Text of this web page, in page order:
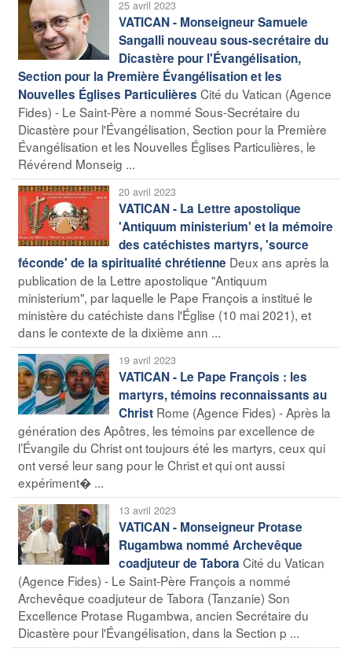
25 avril 2023
VATICAN - Monseigneur Samuele
Sangalli nouveau sous-secrétaire du
Dicastère pour l'Évangélisation,
Section pour la Première Évangélisation et les
Nouvelles Églises Particulières Cité du Vatican (Agence
Fides) - Le Saint-Père a nommé Sous-Secrétaire du
Dicastère pour l'Évangélisation, Section pour la Première
Évangélisation et les Nouvelles Églises Particulières, le
Révérend Monseig ...
20 avril 2023
VATICAN - La Lettre apostolique
'Antiquum ministerium' et la mémoire
des catéchistes martyrs, 'source
féconde' de la spiritualité chrétienne Deux ans après la
publication de la Lettre apostolique "Antiquum
ministerium", par laquelle le Pape François a institué le
ministère du catéchiste dans l'Église (10 mai 2021), et
dans le contexte de la dixième ann ...
19 avril 2023
VATICAN - Le Pape François : les
martyrs, témoins reconnaissants au
Christ Rome (Agence Fides) - Après la
génération des Apôtres, les témoins par excellence de
l’Évangile du Christ ont toujours été les martyrs, ceux qui
ont versé leur sang pour le Christ et qui ont aussi
expériment� ...
13 avril 2023
VATICAN - Monseigneur Protase
Rugambwa nommé Archevêque
coadjuteur de Tabora Cité du Vatican
(Agence Fides) - Le Saint-Père François a nommé
Archevêque coadjuteur de Tabora (Tanzanie) Son
Excellence Protase Rugambwa, ancien Secrétaire du
Dicastère pour l'Évangélisation, dans la Section p ...